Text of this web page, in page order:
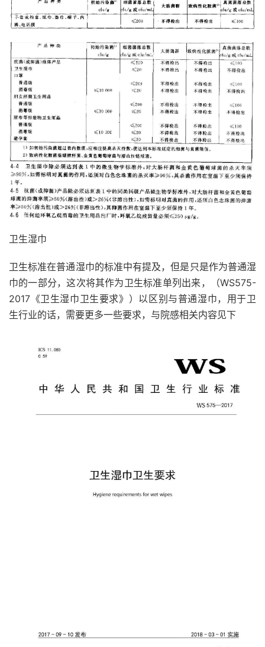
卫生湿巾
卫生标准在普通湿巾的标准中有提及，但是只是作为普通湿
巾的一部分，这次将其作为卫生标准单列出来，（WS575-
2017《卫生湿巾卫生要求》）以区别与普通湿巾，用于卫
生行业的话，需要更多一些要求，与院感相关内容见下